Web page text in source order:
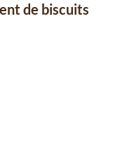
de biscuits